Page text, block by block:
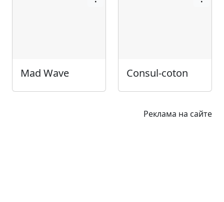
Mad Wave Consul-coton
Реклама на сайте